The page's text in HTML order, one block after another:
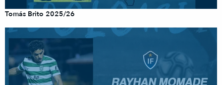
Tomás Brito 2025/26